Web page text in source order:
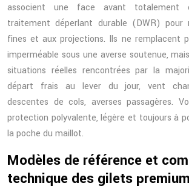
associent une face avant totalement
traitement déperlant durable (DWR) pour
fines et aux projections. Ils ne remplacent
imperméable sous une averse soutenue,
situations réelles rencontrées par la
départ frais au lever du jour, vent
descentes de cols, averses passagères.
protection polyvalente, légère et toujours à
la poche du maillot.
Modèles de référence et
technique des gilets premium